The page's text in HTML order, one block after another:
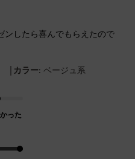
ンしたら喜んでもらえたので
| カラー: ベージュ系
った